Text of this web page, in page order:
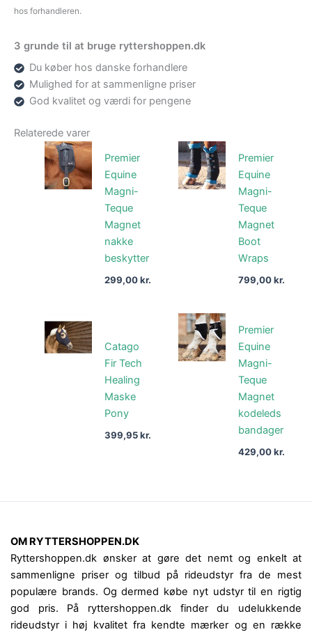
hos forhandleren.
3 grunde til at bruge ryttershoppen.dk
Du køber hos danske forhandlere
Mulighed for at sammenligne priser
God kvalitet og værdi for pengene
Relaterede varer
Premier
Equine
Magni-
Teque
Magnet
nakke
beskytter
299,00kr.
Premier
Equine
Magni-
Teque
Magnet
Boot
Wraps
799,00kr.
Catago
Fir Tech
Healing
Maske
Pony
399,95kr.
Premier
Equine
Magni-
Teque
Magnet
kodeleds
bandager
429,00kr.
OM RYTTERSHOPPEN.DK
Ryttershoppen.dk ønsker at gøre det nemt og enkelt at
sammenligne priser og tilbud på rideudstyr fra de mest
populære brands. Og dermed købe nyt udstyr til en rigtig
god pris. På ryttershoppen.dk finder du udelukkende
rideudstyr i høj kvalitet fra kendte mærker og en række